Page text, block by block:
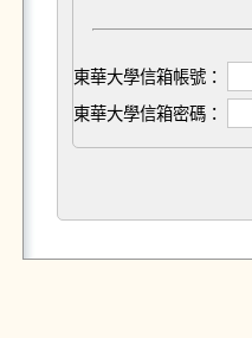
東華大學信箱帳號：
東華大學信箱密碼：